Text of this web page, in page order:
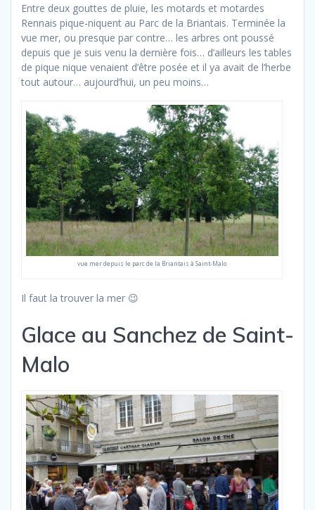
Entre deux gouttes de pluie, les motards et motardes
Rennais pique-niquent au Parc de la Briantais. Terminée la
vue mer, ou presque par contre… les arbres ont poussé
depuis que je suis venu la dernière fois… d’ailleurs les tables
de pique nique venaient d’être posée et il ya avait de l’herbe
tout autour… aujourd’hui, un peu moins…
vue mer depuis le parc de la Briantais à Saint-Malo
Il faut la trouver la mer 😉
Glace au Sanchez de Saint-
Malo